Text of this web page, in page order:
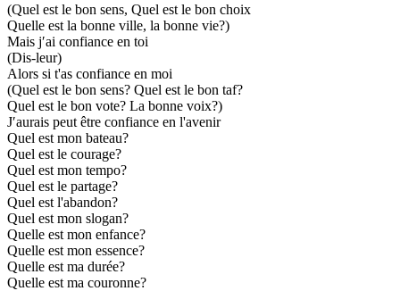
(Quel est le bon sens, Quel est le bon choix
Quelle est la bonne ville, la bonne vie?)
Mais j′ai confiance en toi
(Dis-leur)
Alors si t'as confiance en moi
(Quel est le bon sens? Quel est le bon taf?
Quel est le bon vote? La bonne voix?)
J′aurais peut être confiance en l'avenir
Quel est mon bateau?
Quel est le courage?
Quel est mon tempo?
Quel est le partage?
Quel est l'abandon?
Quel est mon slogan?
Quelle est mon enfance?
Quelle est mon essence?
Quelle est ma durée?
Quelle est ma couronne?